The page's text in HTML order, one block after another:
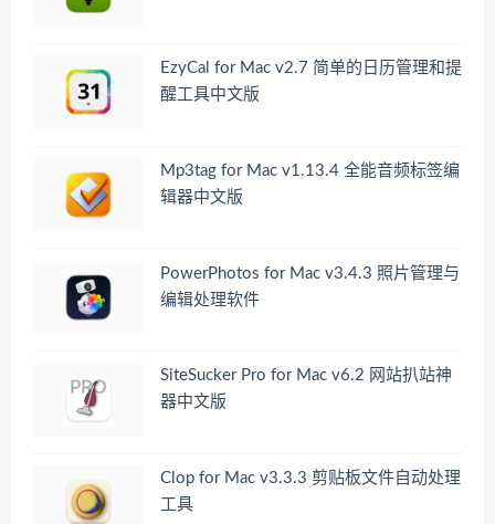
EzyCal for Mac v2.7 简单的日历管理和提
醒工具中文版
Mp3tag for Mac v1.13.4 全能音频标签编
辑器中文版
PowerPhotos for Mac v3.4.3 照片管理与
编辑处理软件
SiteSucker Pro for Mac v6.2 网站扒站神
器中文版
Clop for Mac v3.3.3 剪贴板文件自动处理
工具